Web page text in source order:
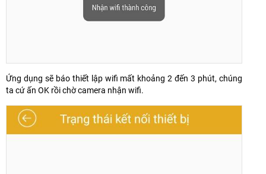
Ứng dụng sẽ báo thiết lập wifi mất khoảng 2 đến 3 phút, chúng
ta cứ ấn OK rồi chờ camera nhận wifi.